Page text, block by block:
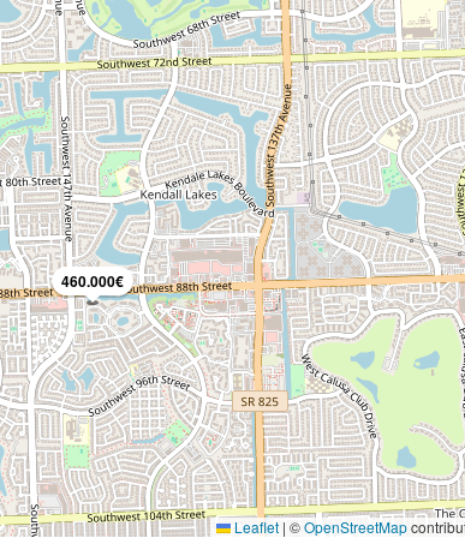
460.000€
Leaflet | ©OpenStreetMap
DESTACADO